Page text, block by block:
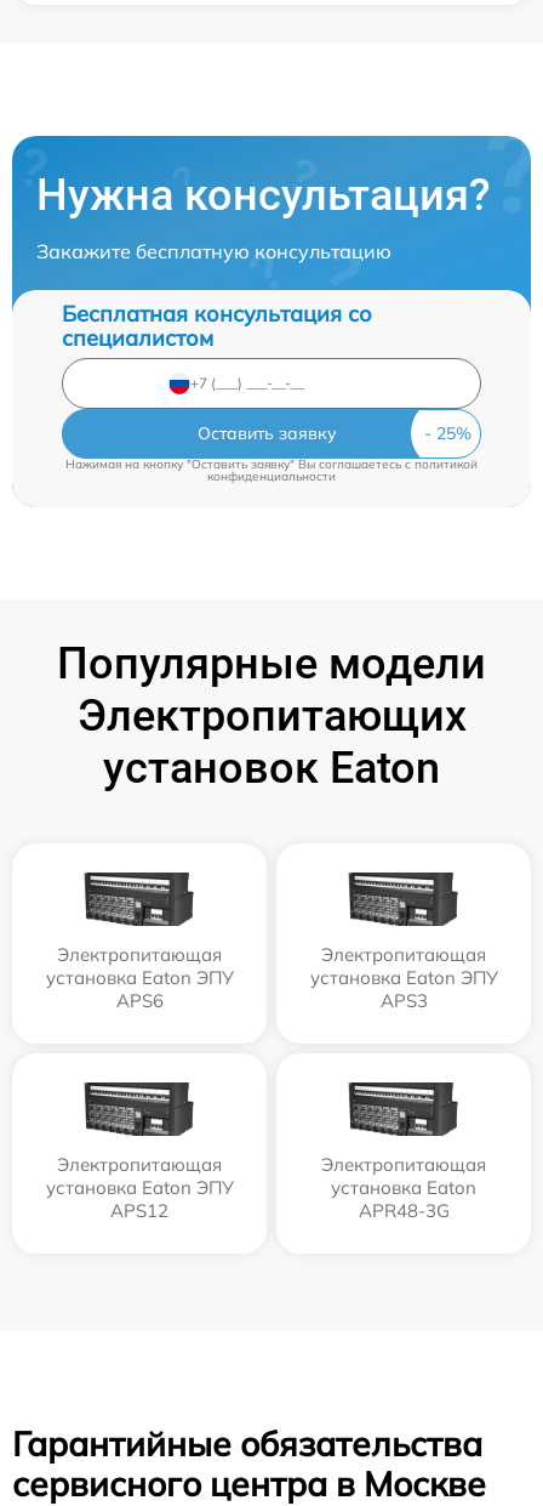
Нужна консультация?
Закажите бесплатную консультацию
Бесплатная консультация со
специалистом
Оставить заявку
Нажимая на кнопку "Оставить заявку" Вы соглашаетесь cполитикой
конфиденциальности
Популярные модели
Электропитающих
установок Eaton
Электропитающая
установка Eaton ЭПУ
APS6
Электропитающая
установка Eaton ЭПУ
APS3
Электропитающая
установка Eaton ЭПУ
APS12
Электропитающая
установка Eaton
APR48-3G
Гарантийные обязательства
сервисного центра в Москве